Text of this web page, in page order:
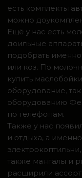
есть комплекты
можно
Ещё у нас есть
доильные
подобрать
или коз. По
купить
оборудование,
оборудованию
по телефонам.
Также у нас
и отдыха, а
также мангалы и
расширили